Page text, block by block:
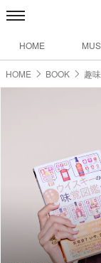
HOME
HOME BOOK 趣